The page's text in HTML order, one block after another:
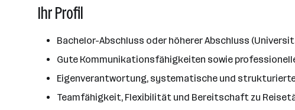
Ihr Profil
Bachelor-Abschluss oder höherer Abschluss
Gute Kommunikationsfähigkeiten sowie
Eigenverantwortung, systematische und
Teamfähigkeit, Flexibilität und Bereitschaft zu